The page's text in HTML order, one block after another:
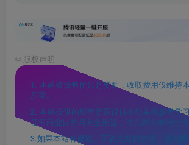
© 版权声明
1. 本站资源售价只是赞助，收取费用仅维持
所需。
2. 本站提供的所有资源仅供本地单机参考学
任何商业目的与商业用途，请大家不要用于
3.如果本站有侵犯、不妥之处的资源，请在